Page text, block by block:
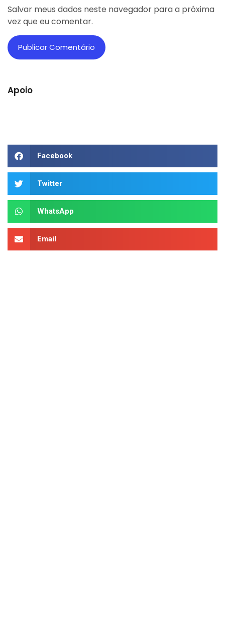
Salvar meus dados neste navegador para a próxima
vez que eu comentar.
Apoio
Facebook
Twitter
WhatsApp
Email